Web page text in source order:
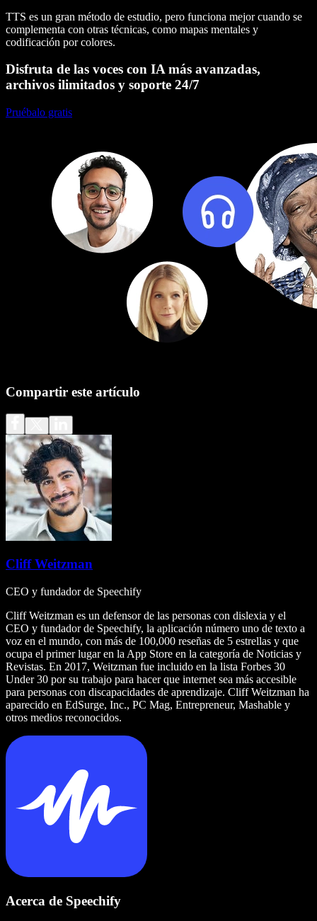
TTS es un gran método de estudio, pero funciona mejor cuando se
complementa con otras técnicas, como mapas mentales y
codificación por colores.
Disfruta de las voces con IA más avanzadas,
archivos ilimitados y soporte 24/7
Pruébalo gratis
Compartir este artículo
Cliff Weitzman
CEO y fundador de Speechify
Cliff Weitzman es un defensor de las personas con dislexia y el
CEO y fundador de Speechify, la aplicación número uno de texto a
voz en el mundo, con más de 100,000 reseñas de 5 estrellas y que
ocupa el primer lugar en la App Store en la categoría de Noticias y
Revistas. En 2017, Weitzman fue incluido en la lista Forbes 30
Under 30 por su trabajo para hacer que internet sea más accesible
para personas con discapacidades de aprendizaje. Cliff Weitzman ha
aparecido en EdSurge, Inc., PC Mag, Entrepreneur, Mashable y
otros medios reconocidos.
Acerca de Speechify